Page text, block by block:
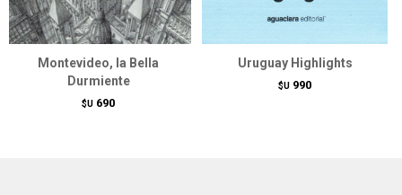
Montevideo, la Bella
Durmiente
$U 690
Uruguay Highlights
$U 990